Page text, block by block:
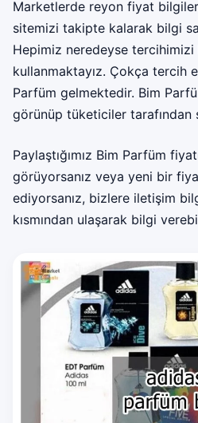
Marketlerde reyon fiyat
sitemizi takipte kalarak bilgi
Hepimiz neredeyse tercihimizi
kullanmaktayız. Çokça tercih
Parfüm gelmektedir. Bim
görünüp tüketiciler tarafından
Paylaştığımız Bim Parfüm
görüyorsanız veya yeni bir
ediyorsanız, bizlere iletişim
kısmından ulaşarak bilgi